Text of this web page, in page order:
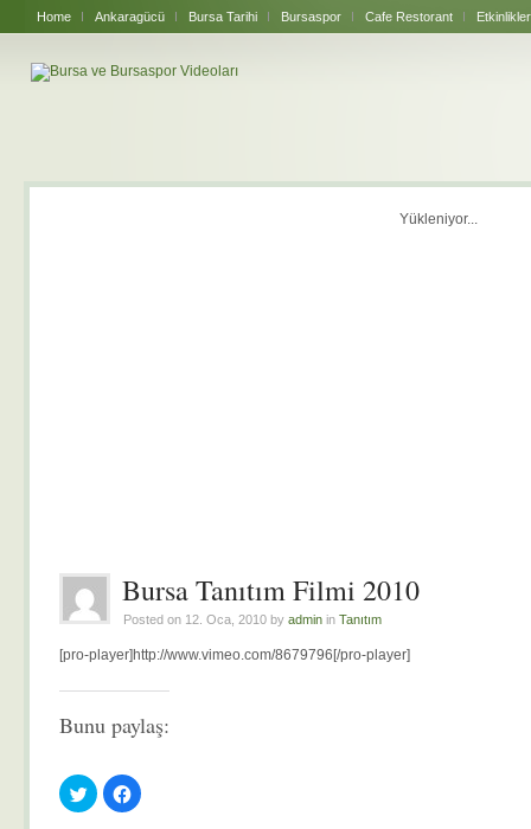
Home Ankaragücü Bursa Tarihi Bursaspor Cafe Restorant Etkinlikler
Yükleniyor...
Bursa Tanıtım Filmi 2010
Posted on 12. Oca, 2010 by admin in Tanıtım
[pro-player]http://www.vimeo.com/8679796[/pro-player]
Bunu paylaş:
Twitter
üzerinde
paylaşmak
Facebook'ta
paylaşmak